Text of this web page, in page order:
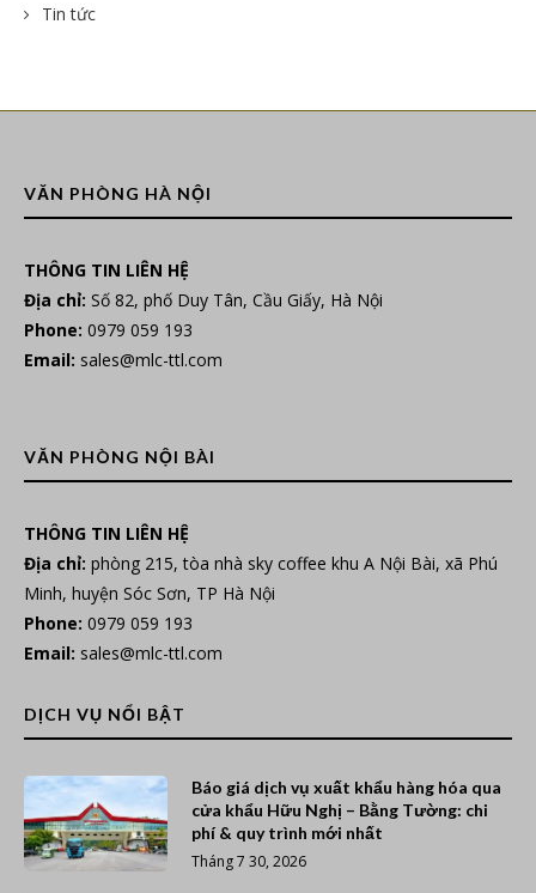
Tin tức
VĂN PHÒNG HÀ NỘI
THÔNG TIN LIÊN HỆ
Địa chỉ: Số 82, phố Duy Tân, Cầu Giấy, Hà Nội
Phone: 0979 059 193
Email: sales@mlc-ttl.com
VĂN PHÒNG NỘI BÀI
THÔNG TIN LIÊN HỆ
Địa chỉ: phòng 215, tòa nhà sky coffee khu A Nội Bài, xã Phú
Minh, huyện Sóc Sơn, TP Hà Nội
Phone: 0979 059 193
Email: sales@mlc-ttl.com
DỊCH VỤ NỔI BẬT
Báo giá dịch vụ xuất khẩu hàng hóa qua
cửa khẩu Hữu Nghị – Bằng Tường: chi
phí & quy trình mới nhất
Tháng 7 30, 2026